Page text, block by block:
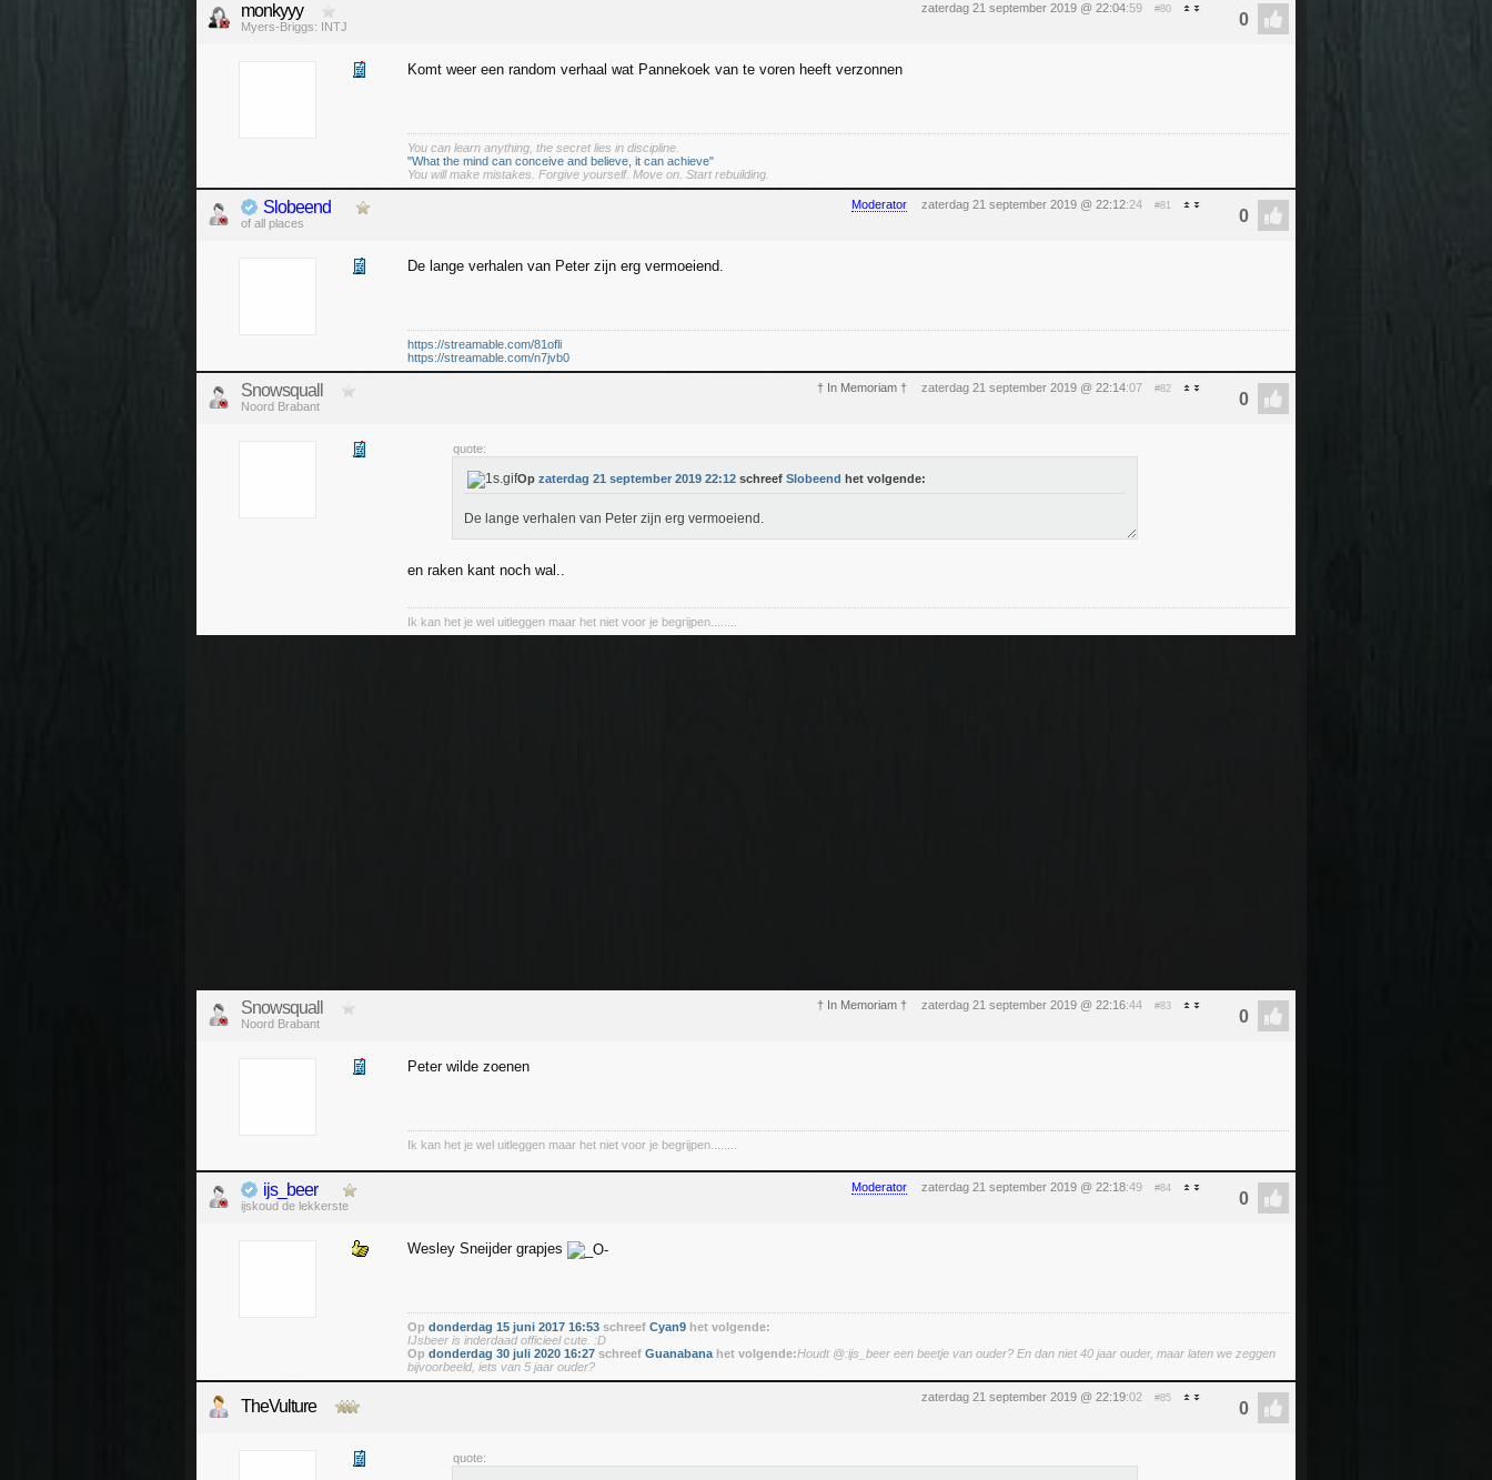
zaterdag 21 september 2019 @ 22:04:59 #80
monkyyy
Myers-Briggs: INTJ
Komt weer een random verhaal wat Pannekoek van te voren heeft verzonnen
You can learn anything, the secret lies in discipline.
"What the mind can conceive and believe, it can achieve"
You will make mistakes. Forgive yourself. Move on. Start rebuilding.
Moderator zaterdag 21 september 2019 @ 22:12:24 #81
Slobeend
of all places
De lange verhalen van Peter zijn erg vermoeiend.
https://streamable.com/81ofli
https://streamable.com/n7jvb0
† In Memoriam † zaterdag 21 september 2019 @ 22:14:07 #82
Snowsquall
Noord Brabant
quote:
Op zaterdag 21 september 2019 22:12 schreef Slobeend het volgende:
De lange verhalen van Peter zijn erg vermoeiend.
en raken kant noch wal..
Ik kan het je wel uitleggen maar het niet voor je begrijpen........
† In Memoriam † zaterdag 21 september 2019 @ 22:16:44 #83
Snowsquall
Noord Brabant
Peter wilde zoenen
Ik kan het je wel uitleggen maar het niet voor je begrijpen........
Moderator zaterdag 21 september 2019 @ 22:18:49 #84
ijs_beer
ijskoud de lekkerste
Wesley Sneijder grapjes
Op donderdag 15 juni 2017 16:53 schreef Cyan9 het volgende:
IJsbeer is inderdaad officieel cute. :D
Op donderdag 30 juli 2020 16:27 schreef Guanabana het volgende:Houdt @:ijs_beer een beetje van ouder? En dan niet 40 jaar ouder, maar laten we zeggen
bijvoorbeeld, iets van 5 jaar ouder?
zaterdag 21 september 2019 @ 22:19:02 #85
TheVulture
quote: